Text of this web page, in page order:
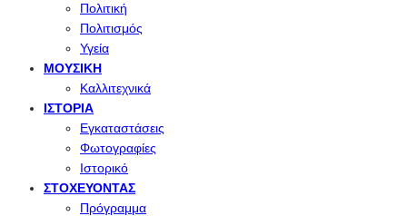
Πολιτική
Πολιτισμός
Υγεία
ΜΟΥΣΙΚΉ
Καλλιτεχνικά
ΙΣΤΟΡΊΑ
Εγκαταστάσεις
Φωτογραφίες
Ιστορικό
ΣΤΟΧΕΎΟΝΤΑΣ
Πρόγραμμα